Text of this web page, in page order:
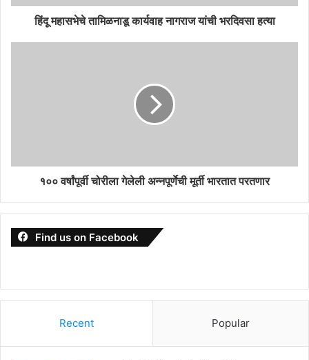
हिंदू महासभेचे तामिळनाडू कार्यवाह नागराज यांची भरदिवसा हत्या
१०० वर्षांपूर्वी चोरीला गेलेली अन्नपूर्णेची मूर्ती भारतात परतणार
Find us on Facebook
Recent Popular